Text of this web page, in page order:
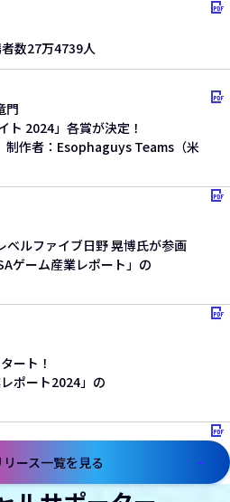
数27万4739人
門​
ト 2024」各賞が決定！​
作者：Esophaguys Teams（米
ルファイブ日野 晃博氏が参画​
ゲーム産業レポート」の​
ート！​
ポート2024」の​
ース一覧を見る